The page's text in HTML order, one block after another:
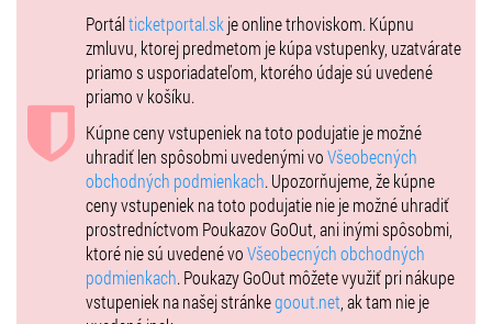
Portálticketportal.sk je online trhoviskom. Kúpnu
zmluvu, ktorej predmetom je kúpa vstupenky, uzatvárate
priamo s usporiadateľom, ktorého údaje sú uvedené
priamo v košíku.
Kúpne ceny vstupeniek na toto podujatie je možné
uhradiť len spôsobmi uvedenými voVšeobecných
obchodných podmienkach. Upozorňujeme, že kúpne
ceny vstupeniek na toto podujatie nie je možné uhradiť
prostredníctvom Poukazov GoOut, ani inými spôsobmi,
ktoré nie sú uvedené voVšeobecných obchodných
podmienkach. Poukazy GoOut môžete využiť pri nákupe
vstupeniek na našej stránkegoout.net , ak tam nie je